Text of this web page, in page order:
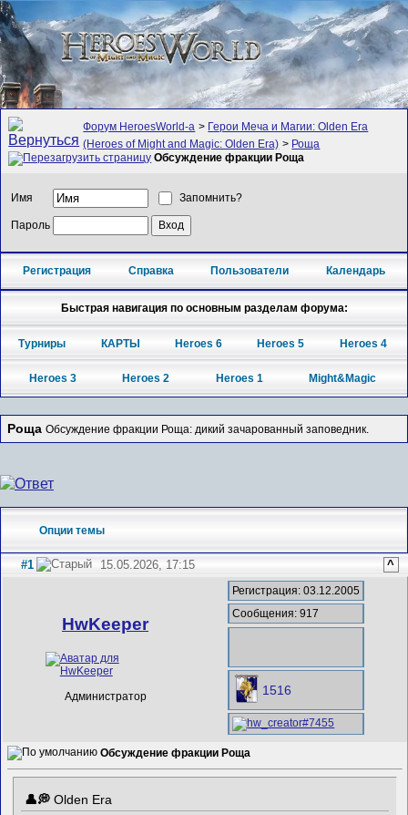
Форум HeroesWorld-а > Герои Меча и Магии: Olden Era
(Heroes of Might and Magic: Olden Era) > Роща
Обсуждение фракции Роща
Имя Запомнить?
Пароль
Регистрация Справка Пользователи Календарь
Быстрая навигация по основным разделам форума:
Турниры КАРТЫ Heroes 6 Heroes 5 Heroes 4
Heroes 3 Heroes 2 Heroes 1 Might&Magic
Роща Обсуждение фракции Роща: дикий зачарованный заповедник.
Опции темы
#1 15.05.2026, 17:15 ^
HwKeeper
Администратор
Регистрация: 03.12.2005
Сообщения: 917
1516
Обсуждение фракции Роща
Olden Era